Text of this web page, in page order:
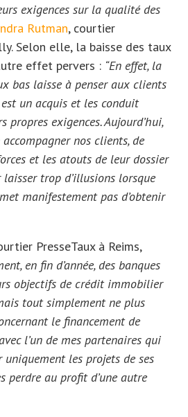
exigences sur la qualité des
Rutman, courtier
Selon elle, la baisse des taux
effet pervers : “En effet, la
bas laisse à penser aux clients
un acquis et les conduit
propres exigences. Aujourd’hui,
nos clients, de
et les atouts de leur dossier
trop d’illusions lorsque
manifestement pas d’obtenir
PresseTaux à Reims,
en fin d’année, des banques
objectifs de crédit immobilier
tout simplement ne plus
le financement de
l’un de mes partenaires qui
uniquement les projets de ses
perdre au profit d’une autre